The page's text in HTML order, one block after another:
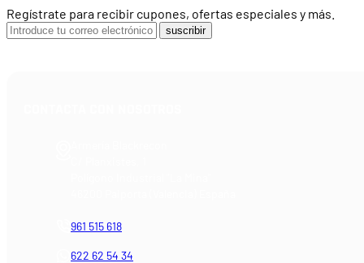
Regístrate para recibir cupones, ofertas especiales y más.
suscribir
961 515 618
622 62 54 34